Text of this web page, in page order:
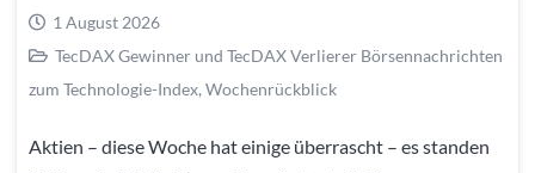
1 August 2026
TecDAX Gewinner und TecDAX Verlierer Börsennachrichten
zum Technologie-Index, Wochenrückblick
Aktien – diese Woche hat einige überrascht – es standen